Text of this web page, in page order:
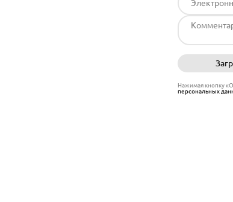
Нажимая кнопку
персональных